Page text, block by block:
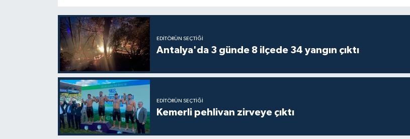
EDITÖRÜN SEÇTIĞI
Antalya'da 3 günde 8 ilçede 34 yangın çıktı
EDITÖRÜN SEÇTIĞI
Kemerli pehlivan zirveye çıktı